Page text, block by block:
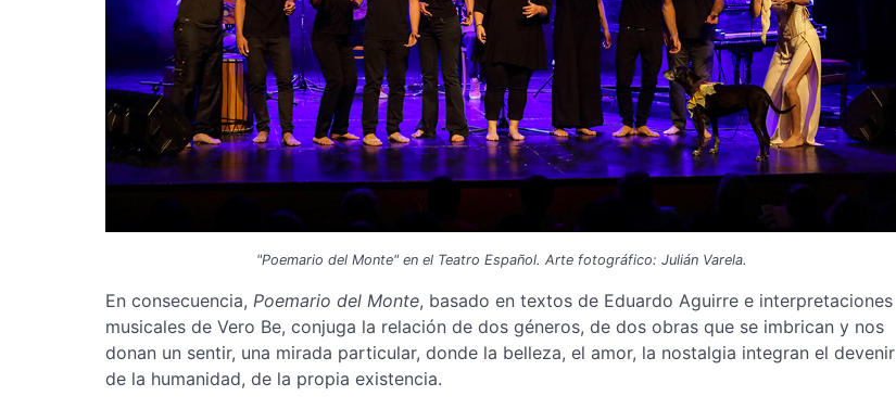
"Poemario del Monte" en el Teatro Español. Arte fotográfico: Julián Varela.
En consecuencia, Poemario del Monte, basado en textos de Eduardo Aguirre e interpretaciones
musicales de Vero Be, conjuga la relación de dos géneros, de dos obras que se imbrican y nos
donan un sentir, una mirada particular, donde la belleza, el amor, la nostalgia integran el devenir
de la humanidad, de la propia existencia.